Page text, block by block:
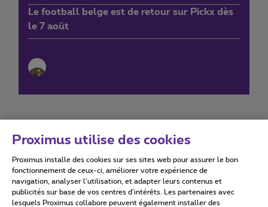
Le football belge est de retour sur Pickx dès
le 7 août
Conditions d'utilisation Accessibility statement
Proximus utilise des cookies
Proximus installe des cookies sur ses sites web pour assurer le bon
fonctionnement de ceux-ci, améliorer votre expérience de
navigation, analyser l’utilisation, et adapter leurs contenus et
publicités sur base de vos centres d’intérêts. Les partenaires avec
lesquels Proximus collabore peuvent également installer des